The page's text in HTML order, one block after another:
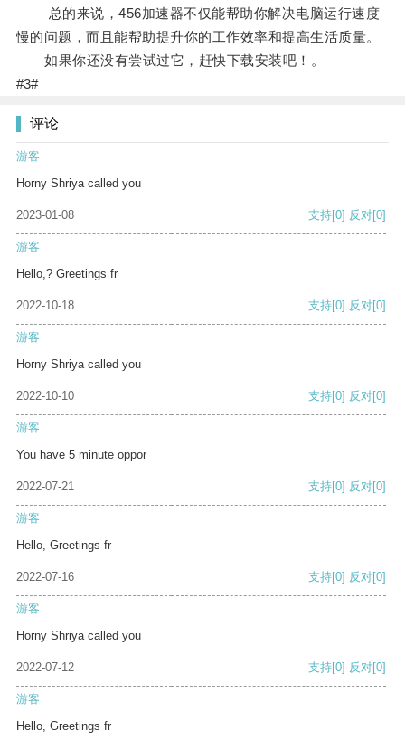
总的来说，456加速器不仅能帮助你解决电脑运行速度
慢的问题，而且能帮助提升你的工作效率和提高生活质量。
如果你还没有尝试过它，赶快下载安装吧！。
#3#
评论
游客
Horny Shriya called you
2023-01-08 支持[0] 反对[0]
游客
Hello,? Greetings fr
2022-10-18 支持[0] 反对[0]
游客
Horny Shriya called you
2022-10-10 支持[0] 反对[0]
游客
You have 5 minute oppor
2022-07-21 支持[0] 反对[0]
游客
Hello, Greetings fr
2022-07-16 支持[0] 反对[0]
游客
Horny Shriya called you
2022-07-12 支持[0] 反对[0]
游客
Hello, Greetings fr